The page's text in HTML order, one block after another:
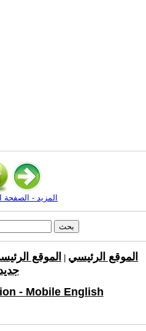
المزيد - الصفحة
الموقع الرئيسي الموقع
- Mobile English